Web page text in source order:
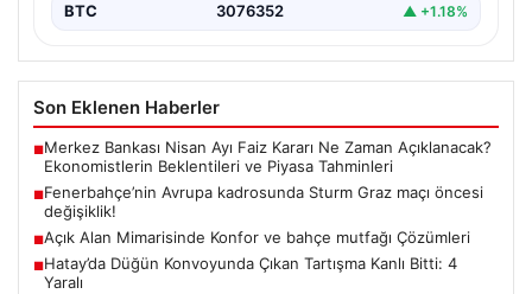
BTC 3076352 ▲ +1.18%
Son Eklenen Haberler
■Merkez Bankası Nisan Ayı Faiz Kararı Ne Zaman Açıklanacak?
Ekonomistlerin Beklentileri ve Piyasa Tahminleri
■Fenerbahçe’nin Avrupa kadrosunda Sturm Graz maçı öncesi
değişiklik!
■Açık Alan Mimarisinde Konfor ve bahçe mutfağı Çözümleri
■Hatay’da Düğün Konvoyunda Çıkan Tartışma Kanlı Bitti: 4
Yaralı